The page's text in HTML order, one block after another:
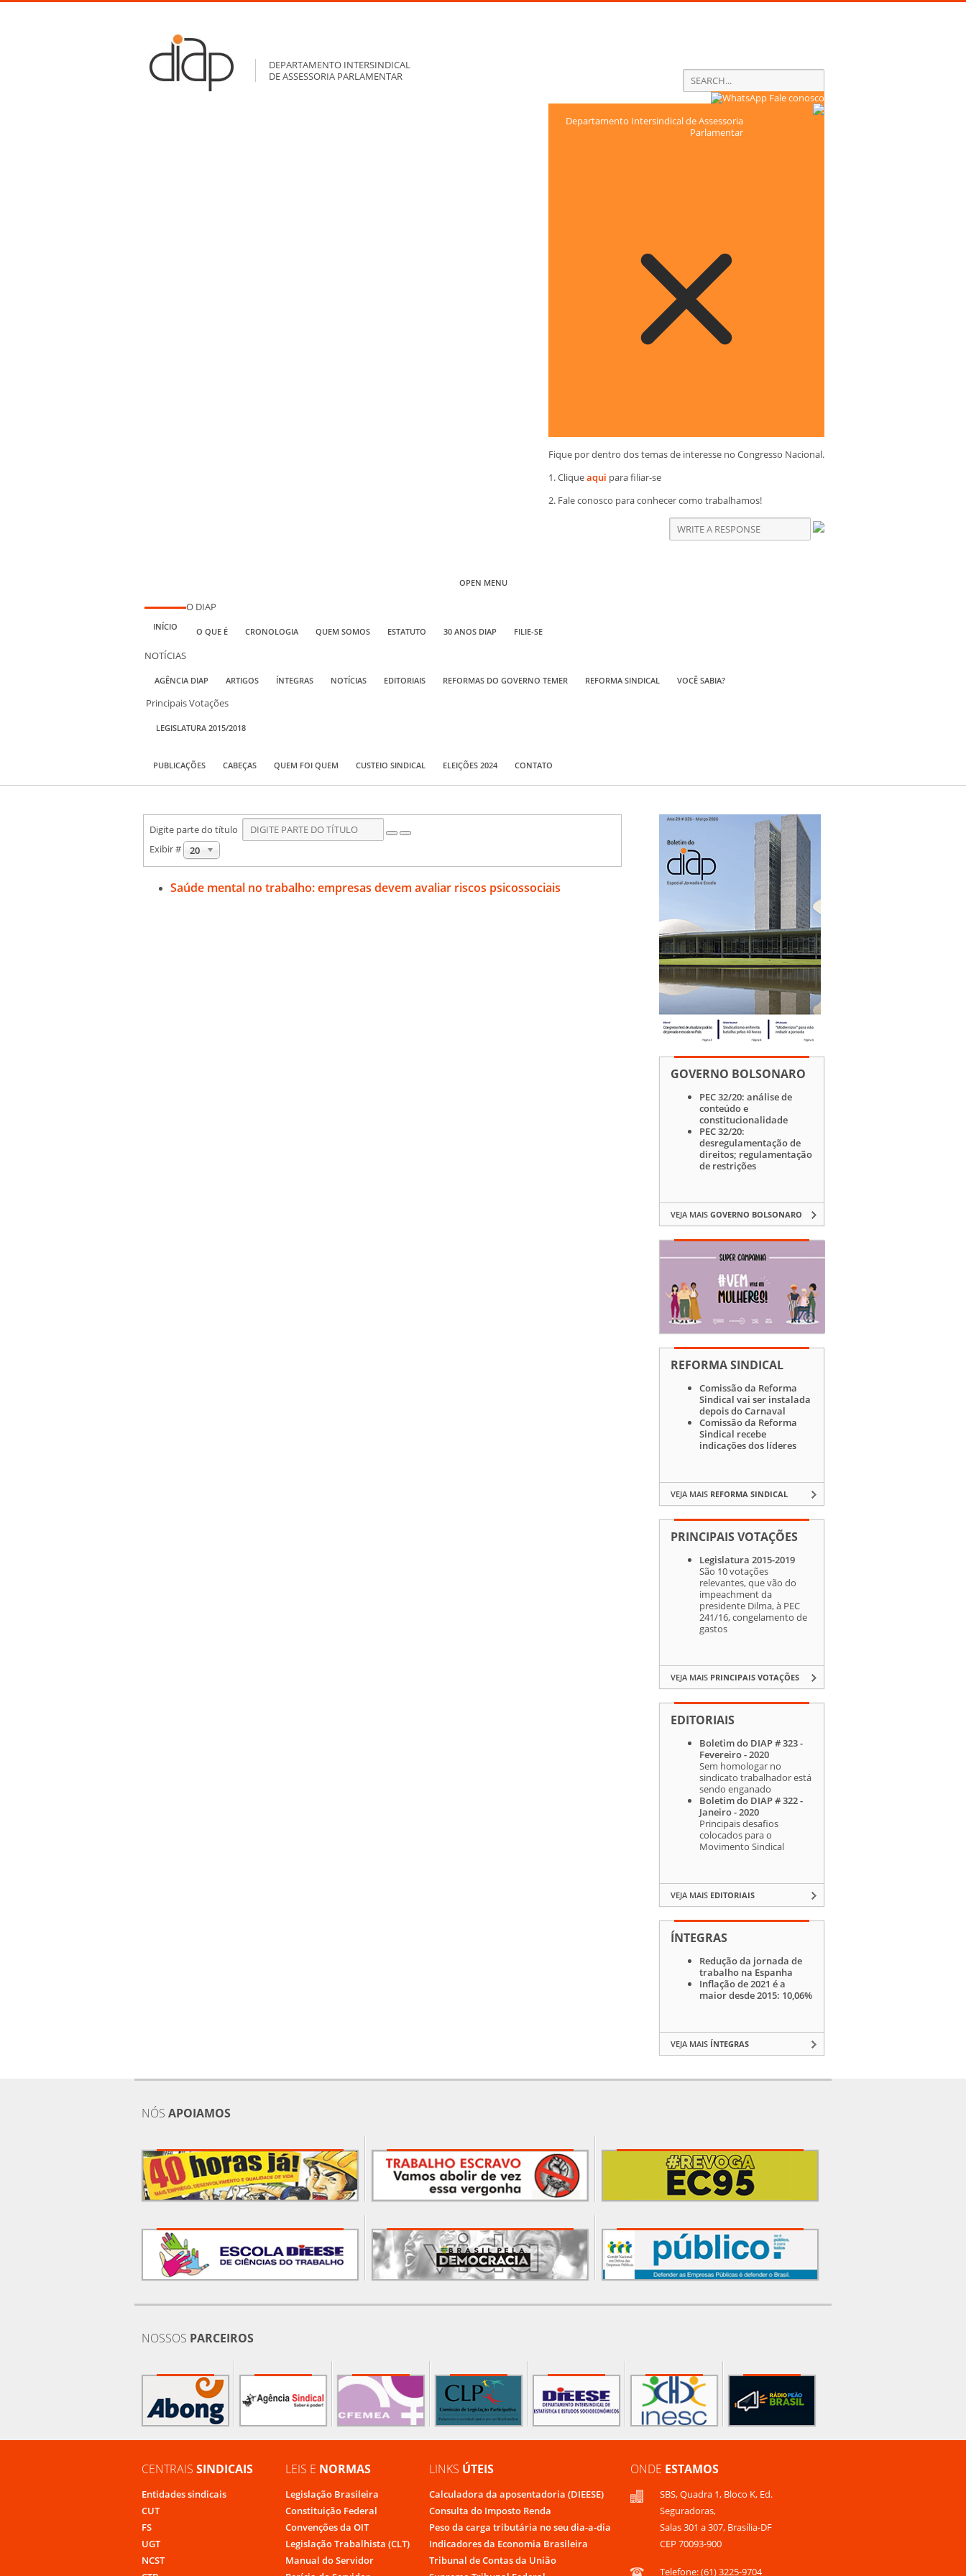
DEPARTAMENTO INTERSINDICAL
DE ASSESSORIA PARLAMENTAR
Fale conosco
Departamento Intersindical de Assessoria
Parlamentar
Fique por dentro dos temas de interesse no Congresso Nacional.
1. Cliqueaqui para filiar-se
2. Fale conosco para conhecer como trabalhamos!
OPEN MENU
INÍCIO
O DIAP
O QUE É CRONOLOGIA QUEM SOMOS ESTATUTO 30 ANOS DIAP FILIE-SE
NOTÍCIAS
AGÊNCIA DIAP ARTIGOS ÍNTEGRAS NOTÍCIAS EDITORIAIS REFORMAS DO GOVERNO TEMER REFORMA SINDICAL VOCÊ SABIA?
Principais Votações
LEGISLATURA 2015/2018
PUBLICAÇÕES CABEÇAS QUEM FOI QUEM CUSTEIO SINDICAL ELEIÇÕES 2024 CONTATO
Digite parte do título
Exibir #
20
Saúde mental no trabalho: empresas devem avaliar riscos psicossociais
GOVERNO BOLSONARO
PEC 32/20: análise de
conteúdo e
constitucionalidade
PEC 32/20:
desregulamentação de
direitos; regulamentação
de restrições
VEJA MAIS GOVERNO BOLSONARO
REFORMA SINDICAL
Comissão da Reforma
Sindical vai ser instalada
depois do Carnaval
Comissão da Reforma
Sindical recebe
indicações dos líderes
VEJA MAIS REFORMA SINDICAL
PRINCIPAIS VOTAÇÕES
Legislatura 2015-2019
São 10 votações
relevantes, que vão do
impeachment da
presidente Dilma, à PEC
241/16, congelamento de
gastos
VEJA MAIS PRINCIPAIS VOTAÇÕES
EDITORIAIS
Boletim do DIAP # 323 -
Fevereiro - 2020
Sem homologar no
sindicato trabalhador está
sendo enganado
Boletim do DIAP # 322 -
Janeiro - 2020
Principais desafios
colocados para o
Movimento Sindical
VEJA MAIS EDITORIAIS
ÍNTEGRAS
Redução da jornada de
trabalho na Espanha
Inflação de 2021 é a
maior desde 2015: 10,06%
VEJA MAIS ÍNTEGRAS
NÓS APOIAMOS
NOSSOS PARCEIROS
CENTRAIS SINDICAIS
Entidades sindicais
CUT
FS
UGT
NCST
LEIS E NORMAS
Legislação Brasileira
Constituição Federal
Convenções da OIT
Legislação Trabalhista (CLT)
Manual do Servidor
LINKS ÚTEIS
Calculadora da aposentadoria (DIEESE)
Consulta do Imposto Renda
Peso da carga tributária no seu dia-a-dia
Indicadores da Economia Brasileira
Tribunal de Contas da União
ONDE ESTAMOS
SBS, Quadra 1, Bloco K, Ed.
Seguradoras,
Salas 301 a 307, Brasília-DF
CEP 70093-900
Telefone: (61) 3225-9704